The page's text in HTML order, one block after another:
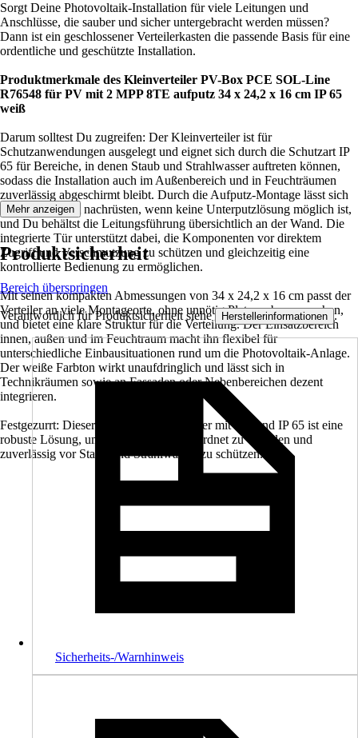
Sorgt Deine Photovoltaik-Installation für viele Leitungen und
Anschlüsse, die sauber und sicher untergebracht werden müssen?
Dann ist ein geschlossener Verteilerkasten die passende Basis für eine
ordentliche und geschützte Installation.
Produktmerkmale des Kleinverteiler PV-Box PCE SOL-Line
R76548 für PV mit 2 MPP 8TE aufputz 34 x 24,2 x 16 cm IP 65
weiß
Darum solltest Du zugreifen: Der Kleinverteiler ist für
Schutzanwendungen ausgelegt und eignet sich durch die Schutzart IP
65 für Bereiche, in denen Staub und Strahlwasser auftreten können,
sodass die Installation auch im Außenbereich und in Feuchträumen
zuverlässig abgeschirmt bleibt. Durch die Aufputz-Montage lässt sich
der Verteiler gut nachrüsten, wenn keine Unterputzlösung möglich ist,
und Du behältst die Leitungsführung übersichtlich an der Wand. Die
integrierte Tür unterstützt dabei, die Komponenten vor direktem
Zugriff und Verschmutzung zu schützen und gleichzeitig eine
kontrollierte Bedienung zu ermöglichen.
Mit seinen kompakten Abmessungen von 34 x 24,2 x 16 cm passt der
Verteiler an viele Montageorte, ohne unnötig Platz zu beanspruchen,
und bietet eine klare Struktur für die Verteilung. Der Einsatzbereich
innen, außen und im Feuchtraum macht ihn flexibel für
unterschiedliche Einbausituationen rund um die Photovoltaik-Anlage.
Der weiße Farbton wirkt unaufdringlich und lässt sich in
Technikräumen sowie an Fassaden oder Nebenbereichen dezent
integrieren.
Festgezurrt: Dieser Aufputz-Kleinverteiler mit Tür und IP 65 ist eine
robuste Lösung, um PV-Anschlüsse geordnet zu verteilen und
zuverlässig vor Staub und Strahlwasser zu schützen.
Mehr anzeigen
Produktsicherheit
Bereich überspringen
Verantwortlich für Produktsicherheit siehe Herstellerinformationen .
Sicherheits-/Warnhinweis